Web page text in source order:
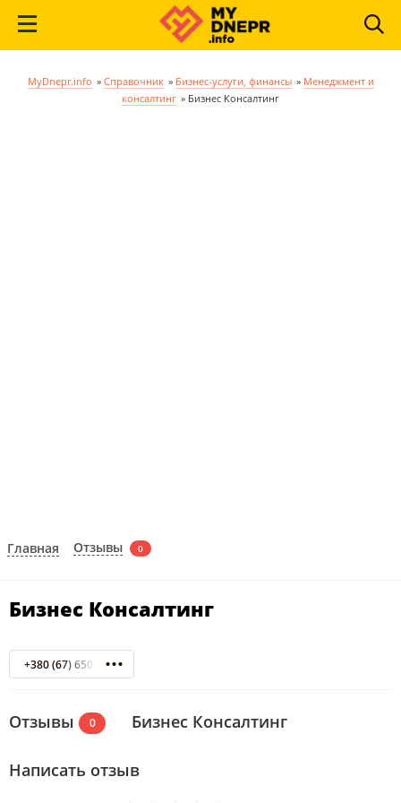
MyDnepr.info » Справочник » Бизнес-услуги, финансы » Менеджмент и
консалтинг » Бизнес Консалтинг
Главная Отзывы 0
Бизнес Консалтинг
+380 (67) 650-36-50
Отзывы 0 Бизнес Консалтинг
Написать отзыв